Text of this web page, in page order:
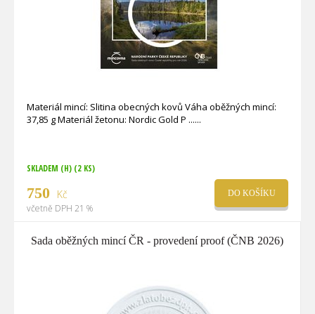
Materiál mincí: Slitina obecných kovů Váha oběžných mincí:
37,85 g Materiál žetonu: Nordic Gold P ...
SKLADEM (H) (2 KS)
750 Kč
včetně DPH 21 %
DO KOŠÍKU
Sada oběžných mincí ČR - provedení proof (ČNB 2026)